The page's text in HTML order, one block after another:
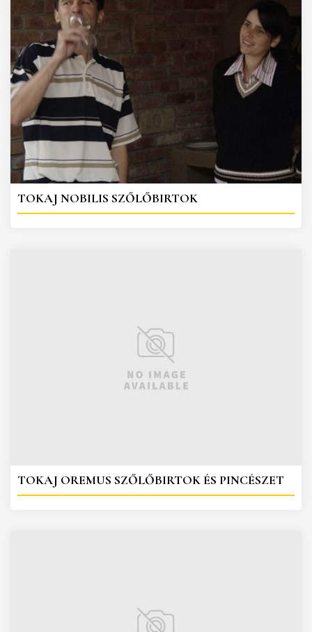
TOKAJ NOBILIS SZŐLŐBIRTOK
TOKAJ OREMUS SZŐLŐBIRTOK ÉS PINCÉSZET